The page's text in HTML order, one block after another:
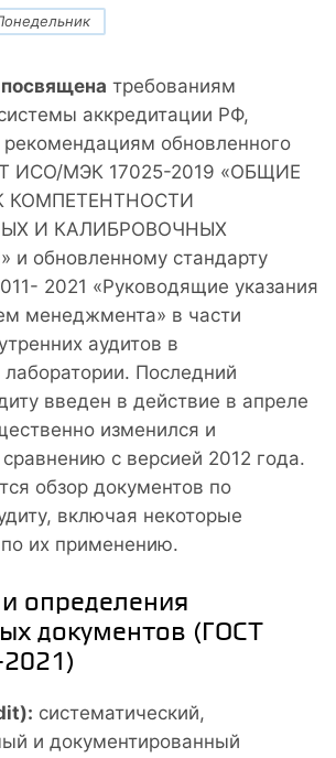
требованиям
аккредитации РФ,
обновленного
ИСО/МЭК 17025-2019 «ОБЩИЕ
КОМПЕТЕНТНОСТИ
И КАЛИБРОВОЧНЫХ
обновленному стандарту
2021 «Руководящие указания
менеджмента» в части
аудитов в
лаборатории. Последний
введен в действие в апреле
изменился и
с версией 2012 года.
обзор документов по
включая некоторые
их применению.
определения
документов (ГОСТ
систематический,
и документированный